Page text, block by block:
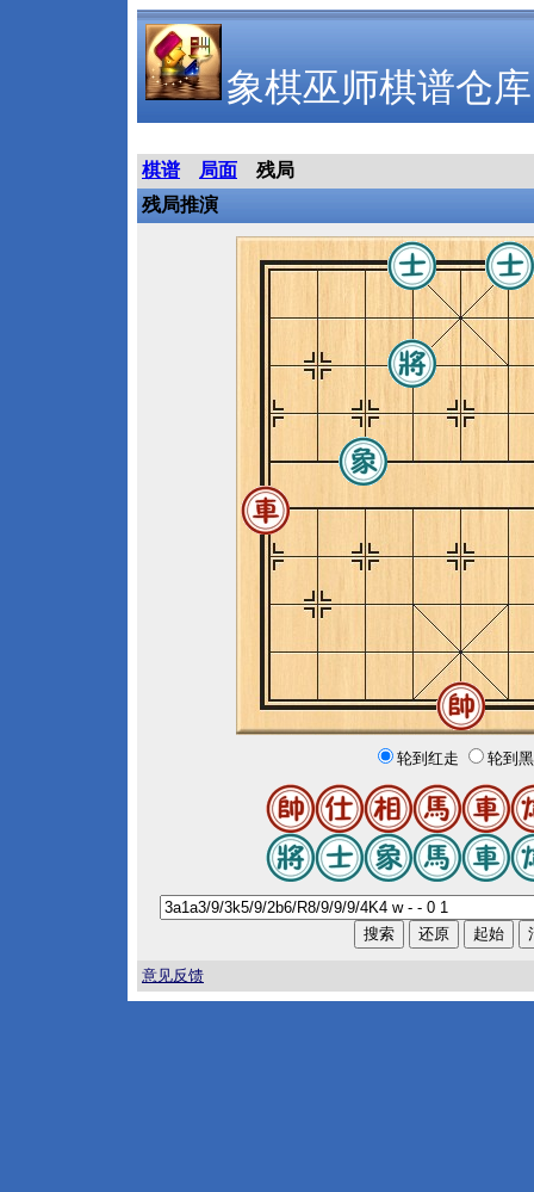
象棋巫师棋谱仓库
棋谱 局面
残局
残局推演
轮到红走 轮到
意见反馈